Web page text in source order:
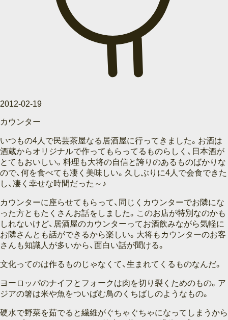
2012-02-19
カウンター
いつもの4人で民芸茶屋なる居酒屋に行ってきました。お酒は
酒蔵からオリジナルで作ってもらってるものらしく、日本酒が
とてもおいしい。料理も大将の自信と誇りのあるものばかりな
ので、何を食べても凄く美味しい。久しぶりに4人で会食できた
し、凄く幸せな時間だった～♪
カウンターに座らせてもらって、同じくカウンターでお隣にな
った方ともたくさんお話をしました。このお店が特別なのかも
しれないけど、居酒屋のカウンターってお酒飲みながら気軽に
お隣さんとも話ができるから楽しい。大将もカウンターのお客
さんも知識人が多いから、面白い話が聞ける。
文化ってのは作るものじゃなくて、生まれてくるものなんだ。
ヨーロッパのナイフとフォークは肉を切り裂くためのもの。ア
ジアの箸は米や魚をついばむ鳥のくちばしのようなもの。
硬水で野菜を茹でると繊維がぐちゃぐちゃになってしまうから